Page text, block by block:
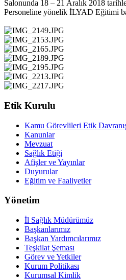
Salonunda 18 – 21 Aralık 2018
Personeline yönelik İLYAD Eğitimi
Etik Kurulu
Kamu Görevlileri Etik
Kanunlar
Mevzuat
Sağlık Etiği
Afişler ve Yayınlar
Duyurular
Eğitim ve Faaliyetler
Yönetim
İl Sağlık Müdürümüz
Başkanlarımız
Başkan Yardımcılarımız
Teşkilat Şeması
Görev ve Yetkiler
Kurum Politikası
Kurumsal Kimlik